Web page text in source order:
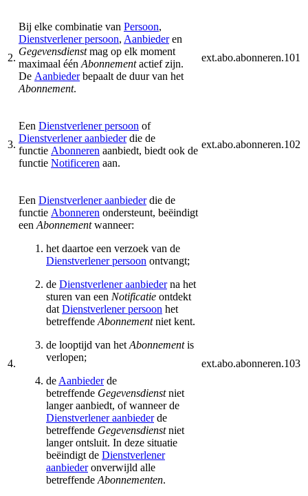
2.
Bij elke combinatie van Persoon,
Dienstverlener persoon, Aanbiederen
Gegevensdienstmag op elk moment
maximaal één Abonnementactief zijn.
De Aanbieder bepaalt de duur van het
Abonnement.
ext.abo.abonneren.101
3.
Een Dienstverlener persoon of
Dienstverlener aanbiederdie de
functie Abonneren aanbiedt, biedt ook de
functie Notificeren aan.
ext.abo.abonneren.102
4.
Een Dienstverlener aanbiederdie de
functie Abonneren ondersteunt, beëindigt
een Abonnementwanneer:
het daartoe een verzoek van de
Dienstverlener persoon ontvangt;
de Dienstverlener aanbiederna het
sturen van een Notificatie ontdekt
dat Dienstverlener persoon het
betreffende Abonnementniet kent.
de looptijd van het Abonnementis
verlopen;
de Aanbiederde
betreffende Gegevensdienstniet
langer aanbiedt, of wanneer de
Dienstverlener aanbiederde
betreffende Gegevensdienstniet
langer ontsluit. In deze situatie
beëindigt de Dienstverlener
aanbiederonverwijld alle
betreffende Abonnementen.
ext.abo.abonneren.103